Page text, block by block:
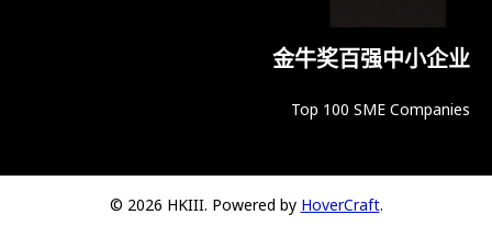
金牛奖百强中小企业
Top 100 SME Companies
© 2026 HKIII. Powered by HoverCraft.